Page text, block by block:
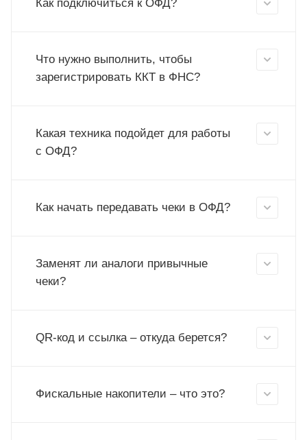
Как подключиться к ОФД?
Что нужно выполнить, чтобы
зарегистрировать ККТ в ФНС?
Какая техника подойдет для работы
с ОФД?
Как начать передавать чеки в ОФД?
Заменят ли аналоги привычные
чеки?
QR-код и ссылка – откуда берется?
Фискальные накопители – что это?